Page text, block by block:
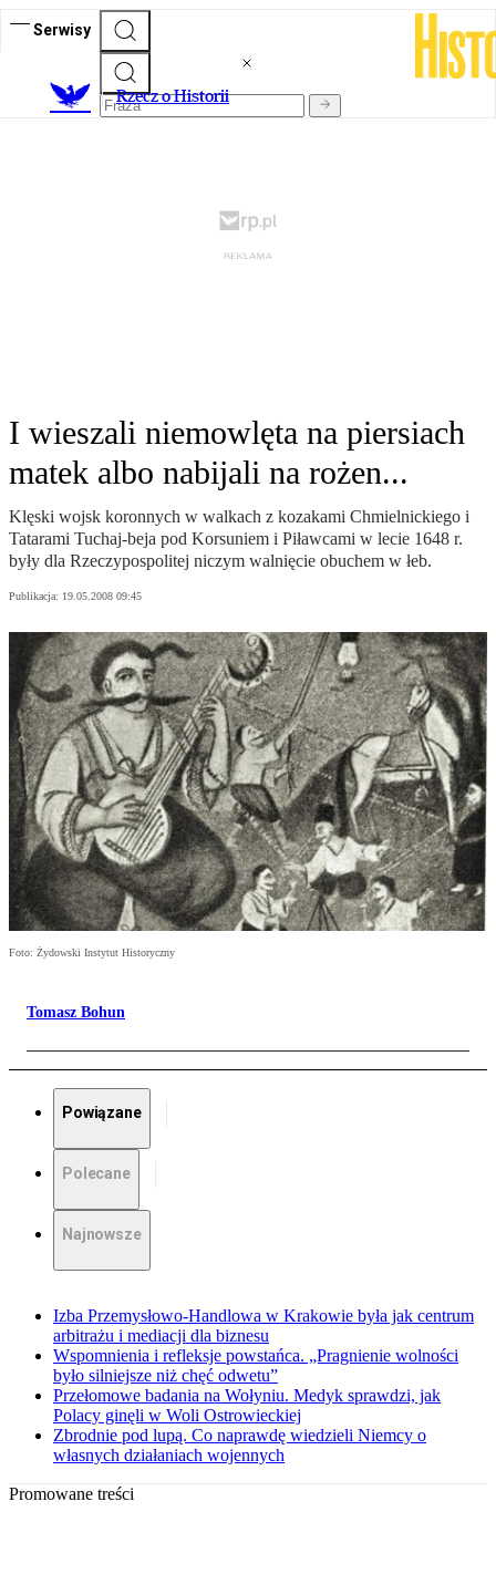
Serwisy
Rzecz o Historii
I wieszali niemowlęta na piersiach
matek albo nabijali na rożen...
Klęski wojsk koronnych w walkach z kozakami Chmielnickiego i
Tatarami Tuchaj-beja pod Korsuniem i Piławcami w lecie 1648 r.
były dla Rzeczypospolitej niczym walnięcie obuchem w łeb.
Publikacja: 19.05.2008 09:45
Foto: Żydowski Instytut Historyczny
Tomasz Bohun
Powiązane
Polecane
Najnowsze
Izba Przemysłowo-Handlowa w Krakowie była jak centrum
arbitrażu i mediacji dla biznesu
Wspomnienia i refleksje powstańca. „Pragnienie wolności
było silniejsze niż chęć odwetu”
Przełomowe badania na Wołyniu. Medyk sprawdzi, jak
Polacy ginęli w Woli Ostrowieckiej
Zbrodnie pod lupą. Co naprawdę wiedzieli Niemcy o
własnych działaniach wojennych
Promowane treści